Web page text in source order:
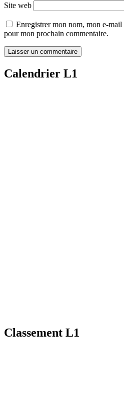
Site web
Enregistrer mon nom, mon e-
pour mon prochain commentaire.
Calendrier L1
Classement L1